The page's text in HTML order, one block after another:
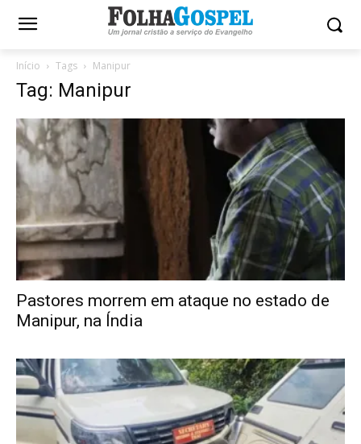
Início Tags Manipur
Tag: Manipur
Pastores morrem em ataque no estado de
Manipur, na Índia